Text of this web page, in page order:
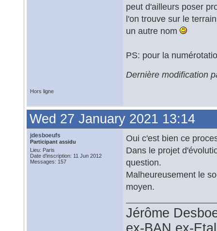
peut d'ailleurs poser
l'on trouve sur le
un autre nom
PS: pour la
Dernière modification
Hors ligne
Wed 27 January 2021 13:14
jdesboeufs
Participant assidu
Lieu: Paris
Date d'inscription: 11 Jun 2012
Messages: 157
Oui c'est bien ce
Dans le projet
question.
Malheureusement le
moyen.
Jérôme
ex-BAN ex-